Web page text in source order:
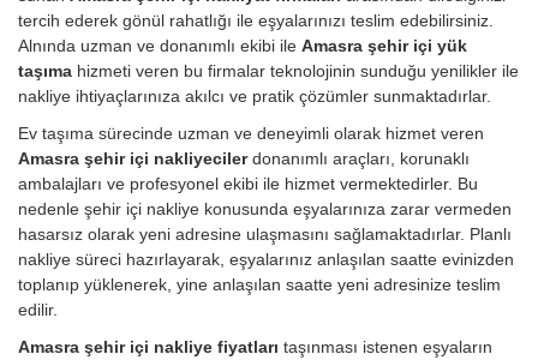
tercih ederek gönül rahatlığı ile eşyalarınızı teslim edebilirsiniz.
Alnında uzman ve donanımlı ekibi ile Amasra şehir içi yük
taşıma hizmeti veren bu firmalar teknolojinin sunduğu yenilikler ile
nakliye ihtiyaçlarınıza akılcı ve pratik çözümler sunmaktadırlar.
Ev taşıma sürecinde uzman ve deneyimli olarak hizmet veren
Amasra şehir içi nakliyecilerdonanımlı araçları, korunaklı
ambalajları ve profesyonel ekibi ile hizmet vermektedirler. Bu
nedenle şehir içi nakliye konusunda eşyalarınıza zarar vermeden
hasarsız olarak yeni adresine ulaşmasını sağlamaktadırlar. Planlı
nakliye süreci hazırlayarak, eşyalarınız anlaşılan saatte evinizden
toplanıp yüklenerek, yine anlaşılan saatte yeni adresinize teslim
edilir.
Amasra şehir içi nakliye fiyatları taşınması istenen eşyaların